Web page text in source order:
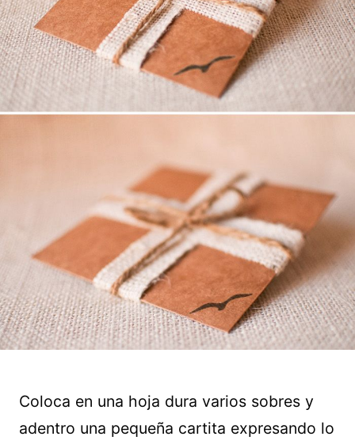
Coloca en una hoja dura varios sobres y
adentro una pequeña cartita expresando lo